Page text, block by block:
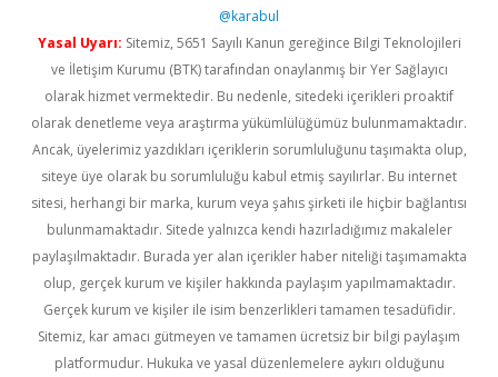
@karabul
Yasal Uyarı: Sitemiz, 5651 Sayılı Kanun gereğince Bilgi Teknolojileri
ve İletişim Kurumu (BTK) tarafından onaylanmış bir Yer Sağlayıcı
olarak hizmet vermektedir. Bu nedenle, sitedeki içerikleri proaktif
olarak denetleme veya araştırma yükümlülüğümüz bulunmamaktadır.
Ancak, üyelerimiz yazdıkları içeriklerin sorumluluğunu taşımakta olup,
siteye üye olarak bu sorumluluğu kabul etmiş sayılırlar. Bu internet
sitesi, herhangi bir marka, kurum veya şahıs şirketi ile hiçbir bağlantısı
bulunmamaktadır. Sitede yalnızca kendi hazırladığımız makaleler
paylaşılmaktadır. Burada yer alan içerikler haber niteliği taşımamakta
olup, gerçek kurum ve kişiler hakkında paylaşım yapılmamaktadır.
Gerçek kurum ve kişiler ile isim benzerlikleri tamamen tesadüfidir.
Sitemiz, kar amacı gütmeyen ve tamamen ücretsiz bir bilgi paylaşım
platformudur. Hukuka ve yasal düzenlemelere aykırı olduğunu